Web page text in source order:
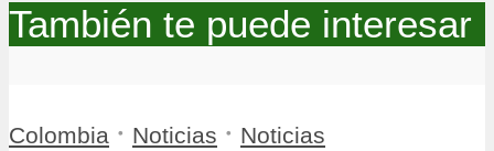
También te puede interesar
Colombia • Noticias • Noticias